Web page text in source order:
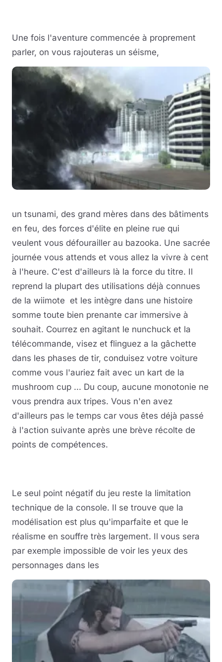
Une fois l'aventure commencée à proprement
parler, on vous rajouteras un séisme,
un tsunami, des grand mères dans des bâtiments
en feu, des forces d'élite en pleine rue qui
veulent vous défourailler au bazooka. Une sacrée
journée vous attends et vous allez la vivre à cent
à l'heure. C'est d'ailleurs là la force du titre. Il
reprend la plupart des utilisations déjà connues
de la wiimote et les intègre dans une histoire
somme toute bien prenante car immersive à
souhait. Courrez en agitant le nunchuck et la
télécommande, visez et flinguez a la gâchette
dans les phases de tir, conduisez votre voiture
comme vous l'auriez fait avec un kart de la
mushroom cup ... Du coup, aucune monotonie ne
vous prendra aux tripes. Vous n'en avez
d'ailleurs pas le temps car vous êtes déjà passé
à l'action suivante après une brève récolte de
points de compétences.
Le seul point négatif du jeu reste la limitation
technique de la console. Il se trouve que la
modélisation est plus qu'imparfaite et que le
réalisme en souffre très largement. Il vous sera
par exemple impossible de voir les yeux des
personnages dans les